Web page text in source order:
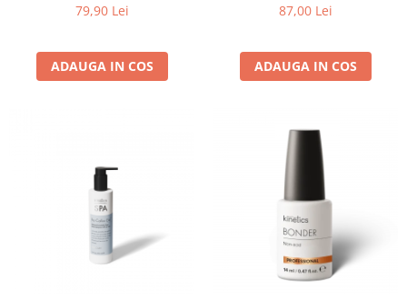
79,90 Lei
ADAUGA IN COS
87,00 Lei
ADAUGA IN COS